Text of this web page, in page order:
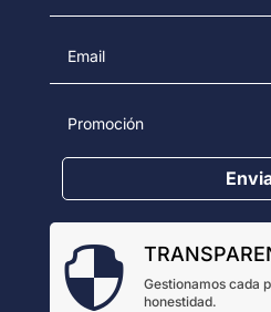

Gestionamos cada
honestidad.